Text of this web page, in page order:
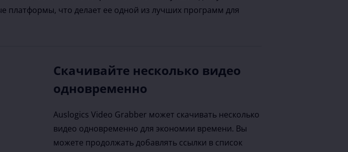
что делает ее одной из лучших программ для
Скачивайте несколько видео
одновременно
Auslogics Video Grabber может скачивать несколько
видео одновременно для экономии времени. Вы
можете продолжать добавлять ссылки в список